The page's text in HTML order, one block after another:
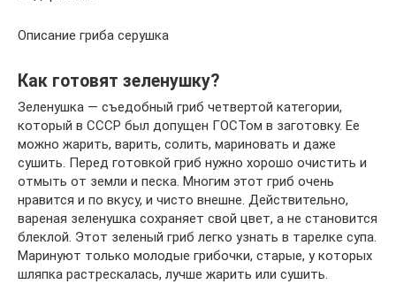
Описание гриба серушка
Как готовят зеленушку?
Зеленушка — съедобный гриб четвертой категории,
который в СССР был допущен ГОСТом в заготовку. Ее
можно жарить, варить, солить, мариновать и даже
сушить. Перед готовкой гриб нужно хорошо очистить и
отмыть от земли и песка. Многим этот гриб очень
нравится и по вкусу, и чисто внешне. Действительно,
вареная зеленушка сохраняет свой цвет, а не становится
блеклой. Этот зеленый гриб легко узнать в тарелке супа.
Маринуют только молодые грибочки, старые, у которых
шляпка растрескалась, лучше жарить или сушить.